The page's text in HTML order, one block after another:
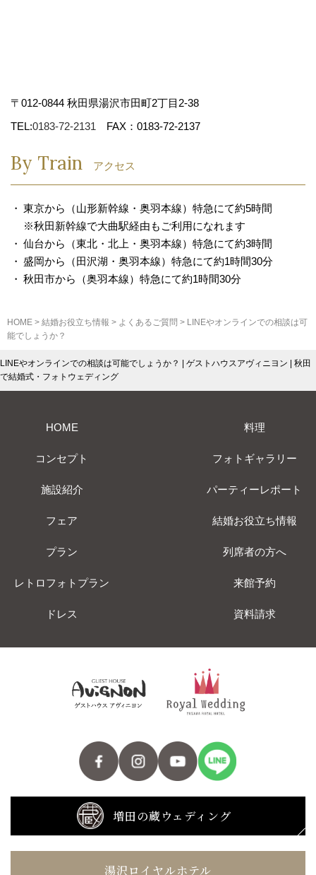
LINEやオンラインでの相談は可能でしょうか？ | ゲストハウスアヴィニヨン | 秋田
で結婚式・フォトウェディング
〒012-0844 秋田県湯沢市田町2丁目2-38
TEL:0183-72-2131 FAX：0183-72-2137
By Train アクセス
東京から（山形新幹線・奥羽本線）特急にて約5時間
※秋田新幹線で大曲駅経由もご利用になれます
仙台から（東北・北上・奥羽本線）特急にて約3時間
盛岡から（田沢湖・奥羽本線）特急にて約1時間30分
秋田市から（奥羽本線）特急にて約1時間30分
HOME > 結婚お役立ち情報 > よくあるご質問 > LINEやオンラインでの相談は可
能でしょうか？
HOME
コンセプト
施設紹介
フェア
プラン
レトロフォトプラン
ドレス
料理
フォトギャラリー
パーティーレポート
結婚お役立ち情報
列席者の方へ
来館予約
資料請求
増田の蔵ウェディング
湯沢ロイヤルホテル